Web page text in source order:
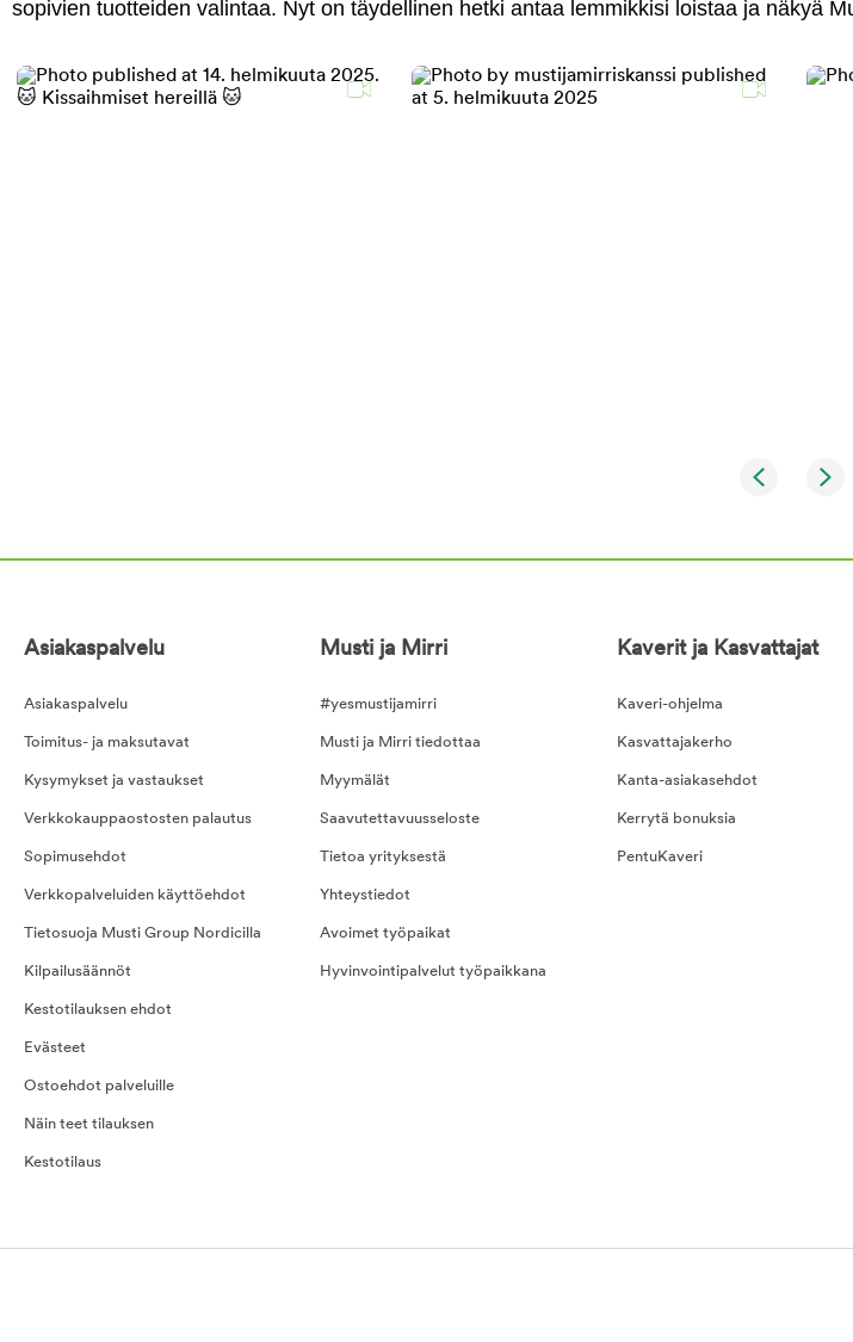
sopivien tuotteiden valintaa. Nyt on täydellinen hetki antaa lemmikkisi loistaa ja näkyä
Asiakaspalvelu
Asiakaspalvelu
Toimitus- ja maksutavat
Kysymykset ja vastaukset
Verkkokauppaostosten palautus
Sopimusehdot
Verkkopalveluiden käyttöehdot
Tietosuoja Musti Group Nordicilla
Kilpailusäännöt
Kestotilauksen ehdot
Evästeet
Ostoehdot palveluille
Näin teet tilauksen
Kestotilaus
Musti ja Mirri
#yesmustijamirri
Musti ja Mirri tiedottaa
Myymälät
Saavutettavuusseloste
Tietoa yrityksestä
Yhteystiedot
Avoimet työpaikat
Hyvinvointipalvelut työpaikkana
Kaverit ja Kasvattajat
Kaveri-ohjelma
Kasvattajakerho
Kanta-asiakasehdot
Kerrytä bonuksia
PentuKaveri